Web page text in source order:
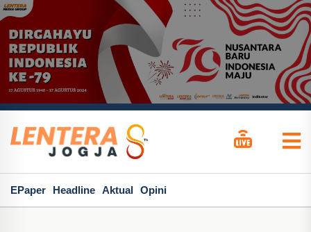
EPaper Headline Aktual Opini